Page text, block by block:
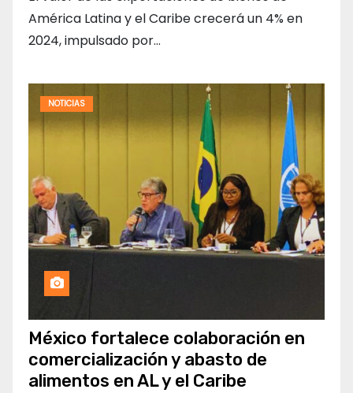
América Latina y el Caribe crecerá un 4% en
2024, impulsado por…
NOTICIAS
México fortalece colaboración en
comercialización y abasto de
alimentos en AL y el Caribe